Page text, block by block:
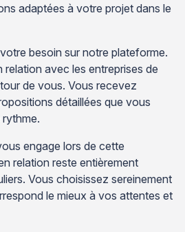
adaptées à votre projet dans le
besoin sur notre plateforme.
avec les entreprises de
de vous. Vous recevez
détaillées que vous
engage lors de cette
relation reste entièrement
Vous choisissez sereinement
le mieux à vos attentes et